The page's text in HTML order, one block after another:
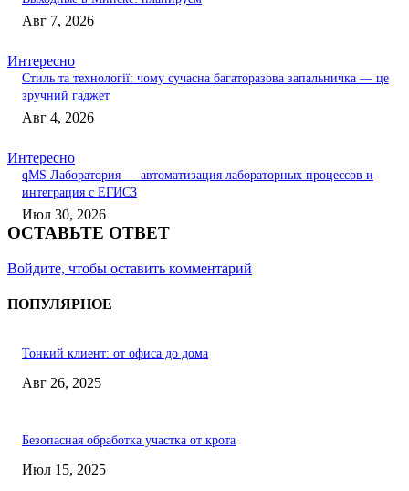
Авг 7, 2026
Интересно
Стиль та технології: чому сучасна багаторазова запальничка — це
зручний гаджет
Авг 4, 2026
Интересно
qMS Лаборатория — автоматизация лабораторных процессов и
интеграция с ЕГИСЗ
Июл 30, 2026
ОСТАВЬТЕ ОТВЕТ
Войдите, чтобы оставить комментарий
ПОПУЛЯРНОЕ
Тонкий клиент: от офиса до дома
Авг 26, 2025
Безопасная обработка участка от крота
Июл 15, 2025